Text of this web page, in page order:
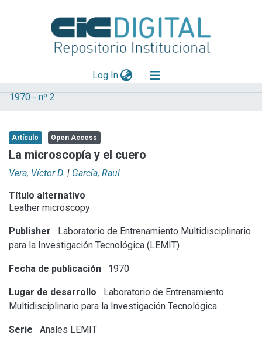
Log In(current)
Explorar
Aportar material
Statistics
1970 - nº 2
Artículo Open Access
La microscopía y el cuero
Vera, Víctor D. | García, Raul
Título alternativo
Leather microscopy
Publisher
Laboratorio de Entrenamiento Multidisciplinario
para la Investigación Tecnológica (LEMIT)
Fecha de publicación 1970
Lugar de desarrollo
Laboratorio de Entrenamiento
Multidisciplinario para la Investigación Tecnológica
Serie Anales LEMIT